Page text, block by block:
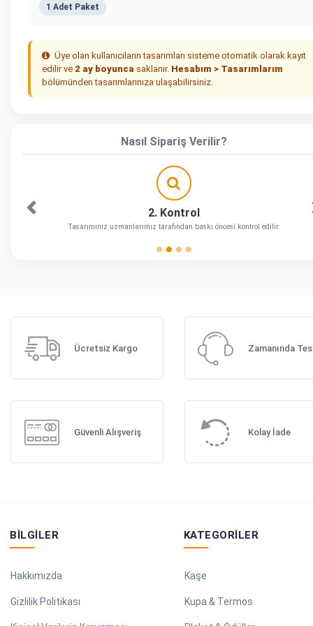
1 Adet Paket
Üye olan kullanıcıların tasarımları sisteme otomatik olarak kayıt
edilir ve 2 ay boyunca saklanır. Hesabım > Tasarımlarım
bölümünden tasarımlarınıza ulaşabilirsiniz.
Nasıl Sipariş Verilir?
2. Kontrol
Tasarımınız uzmanlarımız tarafından baskı öncesi kontrol edilir.
Önceki
Ücretsiz Kargo Zamanında
Güvenli Alışveriş Kolay İade
BILGILER
Hakkımızda
Gizlilik Politikası
KATEGORILER
Kaşe
Kupa & Termos